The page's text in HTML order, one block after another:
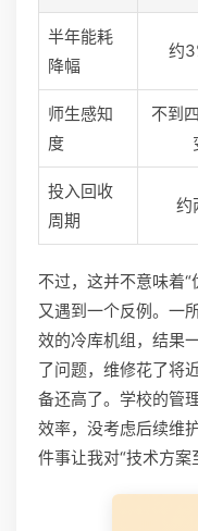
半年能耗
降幅
约
师生感知
度
不到
投入回收
周期
约
不过，这并不意味着
又遇到一个反例。一
效的冷库机组，结果
了问题，维修花了将
备还高了。学校的管
效率，没考虑后续维
件事让我对“技术方案